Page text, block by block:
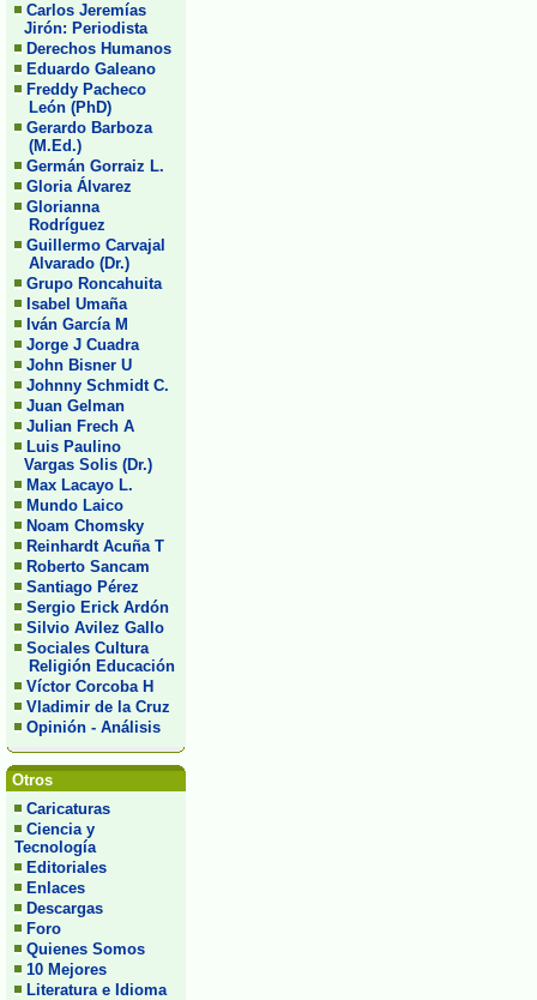
Carlos Jeremías
Jirón: Periodista
Derechos Humanos
Eduardo Galeano
Freddy Pacheco
León (PhD)
Gerardo Barboza
(M.Ed.)
Germán Gorraiz L.
Gloria Álvarez
Glorianna
Rodríguez
Guillermo Carvajal
Alvarado (Dr.)
Grupo Roncahuita
Isabel Umaña
Iván García M
Jorge J Cuadra
John Bisner U
Johnny Schmidt C.
Juan Gelman
Julian Frech A
Luis Paulino
Vargas Solis (Dr.)
Max Lacayo L.
Mundo Laico
Noam Chomsky
Reinhardt Acuña T
Roberto Sancam
Santiago Pérez
Sergio Erick Ardón
Silvio Avilez Gallo
Sociales Cultura
Religión Educación
Víctor Corcoba H
Vladimir de la Cruz
Opinión - Análisis
Otros
Caricaturas
Ciencia y
Tecnología
Editoriales
Enlaces
Descargas
Foro
Quienes Somos
10 Mejores
Literatura e Idioma